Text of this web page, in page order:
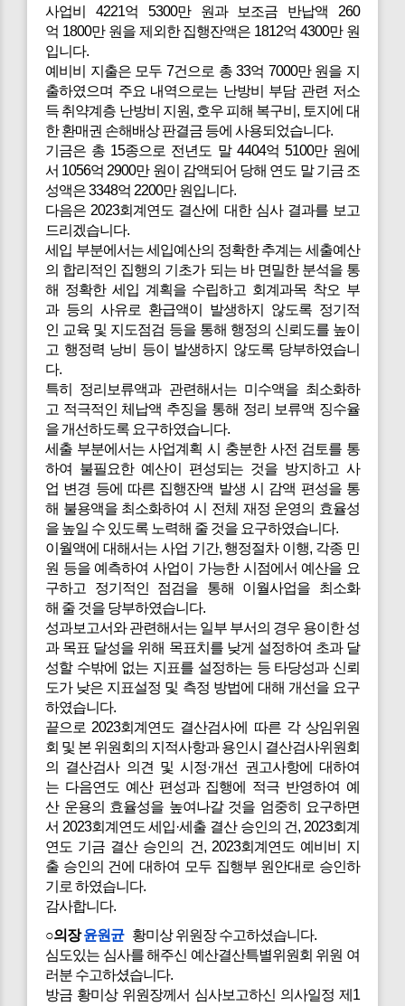
사업비 4221억 5300만 원과 보조금 반납액 260
억 1800만 원을 제외한 집행잔액은 1812억 4300만 원
입니다.
예비비 지출은 모두 7건으로 총 33억 7000만 원을 지
출하였으며 주요 내역으로는 난방비 부담 관련 저소
득 취약계층 난방비 지원, 호우 피해 복구비, 토지에 대
한 환매권 손해배상 판결금 등에 사용되었습니다.
기금은 총 15종으로 전년도 말 4404억 5100만 원에
서 1056억 2900만 원이 감액되어 당해 연도 말 기금 조
성액은 3348억 2200만 원입니다.
다음은 2023회계연도 결산에 대한 심사 결과를 보고
드리겠습니다.
세입 부분에서는 세입예산의 정확한 추계는 세출예산
의 합리적인 집행의 기초가 되는 바 면밀한 분석을 통
해 정확한 세입 계획을 수립하고 회계과목 착오 부
과 등의 사유로 환급액이 발생하지 않도록 정기적
인 교육 및 지도점검 등을 통해 행정의 신뢰도를 높이
고 행정력 낭비 등이 발생하지 않도록 당부하였습니
다.
특히 정리보류액과 관련해서는 미수액을 최소화하
고 적극적인 체납액 추징을 통해 정리 보류액 징수율
을 개선하도록 요구하였습니다.
세출 부분에서는 사업계획 시 충분한 사전 검토를 통
하여 불필요한 예산이 편성되는 것을 방지하고 사
업 변경 등에 따른 집행잔액 발생 시 감액 편성을 통
해 불용액을 최소화하여 시 전체 재정 운영의 효율성
을 높일 수 있도록 노력해 줄 것을 요구하였습니다.
이월액에 대해서는 사업 기간, 행정절차 이행, 각종 민
원 등을 예측하여 사업이 가능한 시점에서 예산을 요
구하고 정기적인 점검을 통해 이월사업을 최소화
해 줄 것을 당부하였습니다.
성과보고서와 관련해서는 일부 부서의 경우 용이한 성
과 목표 달성을 위해 목표치를 낮게 설정하여 초과 달
성할 수밖에 없는 지표를 설정하는 등 타당성과 신뢰
도가 낮은 지표설정 및 측정 방법에 대해 개선을 요구
하였습니다.
끝으로 2023회계연도 결산검사에 따른 각 상임위원
회 및 본 위원회의 지적사항과 용인시 결산검사위원회
의 결산검사 의견 및 시정·개선 권고사항에 대하여
는 다음연도 예산 편성과 집행에 적극 반영하여 예
산 운용의 효율성을 높여나갈 것을 엄중히 요구하면
서 2023회계연도 세입·세출 결산 승인의 건, 2023회계
연도 기금 결산 승인의 건, 2023회계연도 예비비 지
출 승인의 건에 대하여 모두 집행부 원안대로 승인하
기로 하였습니다.
감사합니다.
○의장윤원균황미상 위원장 수고하셨습니다.
심도있는 심사를 해주신 예산결산특별위원회 위원 여
러분 수고하셨습니다.
방금 황미상 위원장께서 심사보고하신 의사일정 제1